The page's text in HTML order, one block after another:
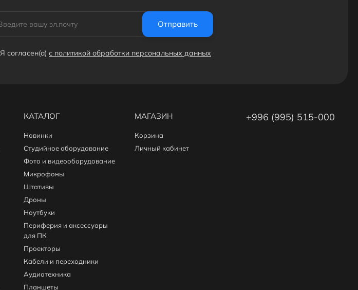
Отправить
Я согласен(a) с политикой обработки персональных данных
КАТАЛОГ
Новинки
Студийное оборудование
Фото и видеооборудование
Микрофоны
Штативы
Дроны
Ноутбуки
Периферия и аксессуары
для ПК
Проекторы
Кабели и переходники
Аудиотехника
Планшеты
МАГАЗИН
Корзина
Личный кабинет
+996 (995) 515-000